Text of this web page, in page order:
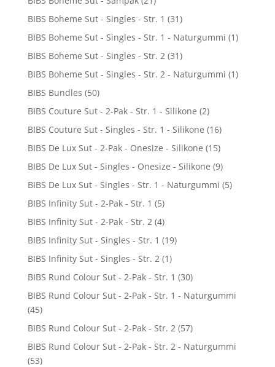
BIBS Boheme Sut - Singles - Str. 1 (31)
BIBS Boheme Sut - Singles - Str. 1 - Naturgummi (1)
BIBS Boheme Sut - Singles - Str. 2 (31)
BIBS Boheme Sut - Singles - Str. 2 - Naturgummi (1)
BIBS Bundles (50)
BIBS Couture Sut - 2-Pak - Str. 1 - Silikone (2)
BIBS Couture Sut - Singles - Str. 1 - Silikone (16)
BIBS De Lux Sut - 2-Pak - Onesize - Silikone (15)
BIBS De Lux Sut - Singles - Onesize - Silikone (9)
BIBS De Lux Sut - Singles - Str. 1 - Naturgummi (5)
BIBS Infinity Sut - 2-Pak - Str. 1 (5)
BIBS Infinity Sut - 2-Pak - Str. 2 (4)
BIBS Infinity Sut - Singles - Str. 1 (19)
BIBS Infinity Sut - Singles - Str. 2 (1)
BIBS Rund Colour Sut - 2-Pak - Str. 1 (30)
BIBS Rund Colour Sut - 2-Pak - Str. 1 - Naturgummi
(45)
BIBS Rund Colour Sut - 2-Pak - Str. 2 (57)
BIBS Rund Colour Sut - 2-Pak - Str. 2 - Naturgummi
(53)